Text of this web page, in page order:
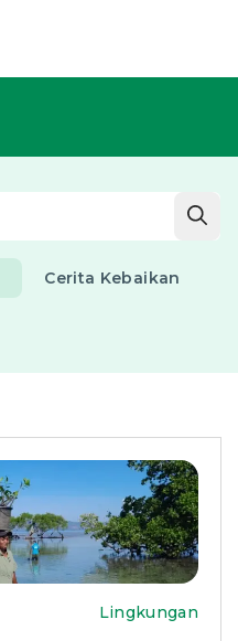
Cerita Kebaikan
Lingkungan